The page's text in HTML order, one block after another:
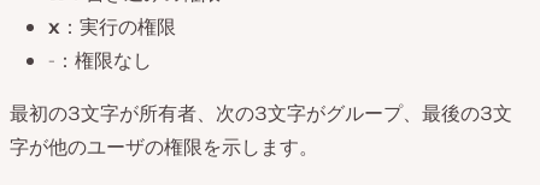
x ：実行の権限
-：権限なし
最初の3文字が所有者、次の3文字がグループ、最後の3文
字が他のユーザの権限を示します。